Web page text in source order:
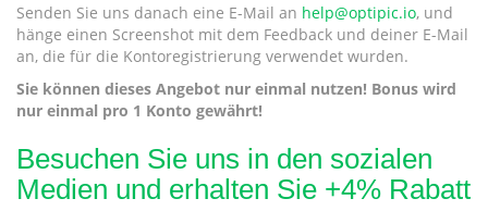
Senden Sie uns danach eine E-Mail an help@optipic.io, und
hänge einen Screenshot mit dem Feedback und deiner E-Mail
an, die für die Kontoregistrierung verwendet wurden.
Sie können dieses Angebot nur einmal nutzen! Bonus wird
nur einmal pro 1 Konto gewährt!
Besuchen Sie uns in den sozialen
Medien und erhalten Sie +4% Rabatt